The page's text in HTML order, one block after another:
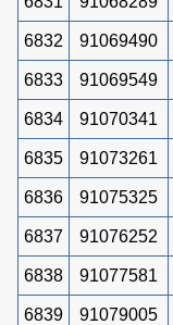
6832 91069490
6833 91069549
6834 91070341
6835 91073261
6836 91075325
6837 91076252
6838 91077581
6839 91079005